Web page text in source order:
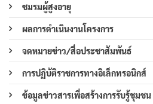
ชมรมผู้สูงอายุ
ผลการดำเนินงานโครงการ
จดหมายข่าว/สื่อประชาสัมพันธ์
การปฏิบัติราชการทางอิเล็กทรอนิกส์
ข้อมูลข่าวสารเพื่อสร้างการรับรู้ชุมชน